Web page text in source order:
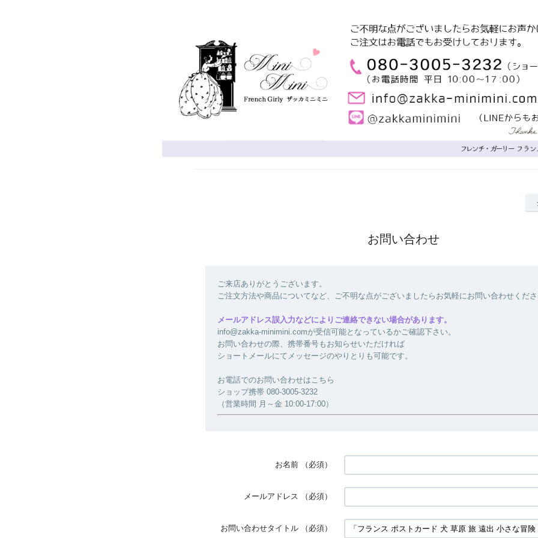
お問い合わせ
ご来店ありがとうございます。
ご注文方法や商品についてなど、ご不明な点がございましたらお気軽にお問い合わせくだ
メールアドレス誤入力などによりご連絡できない場合があります。
info@zakka-minimini.comが受信可能となっているかご確認下さい。
お問い合わせの際、携帯番号もお知らせいただければ
ショートメールにてメッセージのやりとりも可能です。
お電話でのお問い合わせはこちら
ショップ携帯 080-3005-3232
（営業時間 月～金 10:00-17:00）
お名前 （必須）
メールアドレス （必須）
お問い合わせタイトル （必須）